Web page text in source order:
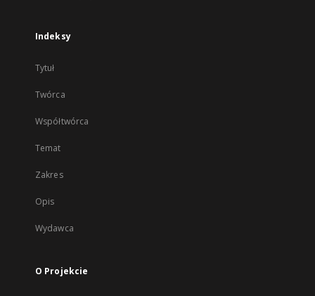
Indeksy
Tytuł
Twórca
Współtwórca
Temat
Zakres
Opis
Wydawca
O Projekcie